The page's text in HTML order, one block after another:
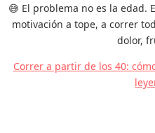
😅 El problema no es la edad.
motivación a tope, a correr
dolor,
Correr a partir de los 40: